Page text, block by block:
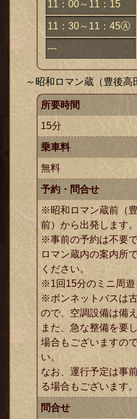
11：00～11：15
11：30～11：45Ⓐ
---
～昭和ロマン蔵（豊後
所要時間
15分
乗車料
無料
予約・問合せ
※昭和ロマン蔵前（
前）から出発します。
※事前の予約は不要
ロマン蔵内の案内所
ください。
※1回15分のミニ周遊
※ボンネットバスは
ので、空調設備は備
また、急な整備を要
場合もございますの
い。
なお、運行予定は事
る場合もございます。
問合せ